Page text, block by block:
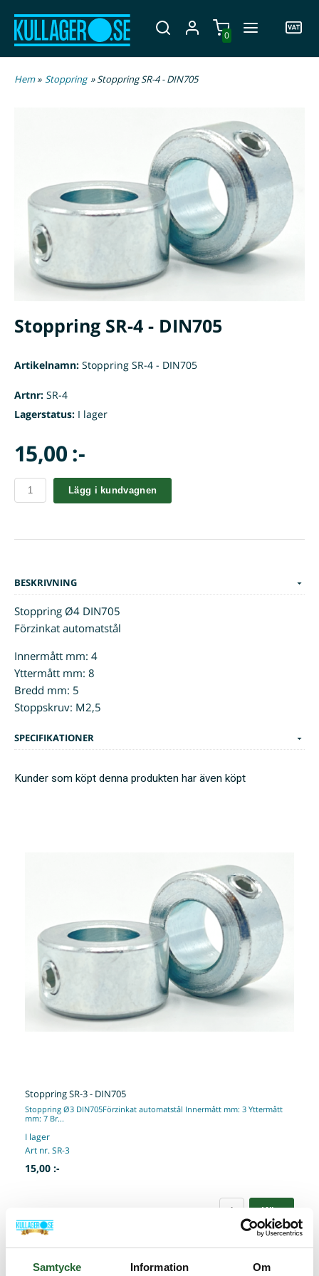
Samtycke Information Om
0
Hem» Stoppring » Stoppring SR-4 - DIN705
Stoppring SR-4 - DIN705
Artikelnamn: Stoppring SR-4 - DIN705
Artnr: SR-4
Lagerstatus: I lager
15,00 :-
Lägg i kundvagnen
BESKRIVNING
Stoppring Ø4 DIN705
Förzinkat automatstål
Innermått mm: 4
Yttermått mm: 8
Bredd mm: 5
Stoppskruv: M2,5
SPECIFIKATIONER
Kunder som köpt denna produkten har även köpt
Stoppring SR-3 - DIN705
Stoppring Ø3 DIN705Förzinkat automatstål Innermått mm: 3 Yttermått
mm: 7 Br...
I lager
Art nr. SR-3
15,00 :-
Köp